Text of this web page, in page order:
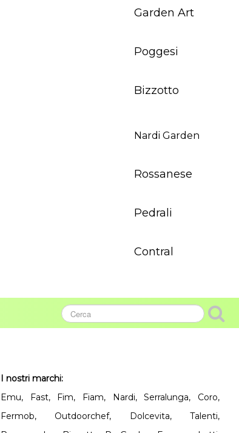
Garden Art
Poggesi
Bizzotto
Nardi Garden
Rossanese
Pedrali
Contral
I nostri marchi:
Emu, Fast, Fim, Fiam, Nardi, Serralunga, Coro,
Fermob, Outdoorchef, Dolcevita, Talenti,